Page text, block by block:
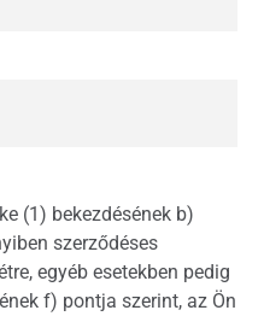
(1) bekezdésének b)
szerződéses
egyéb esetekben pedig
f) pontja szerint, az Ön